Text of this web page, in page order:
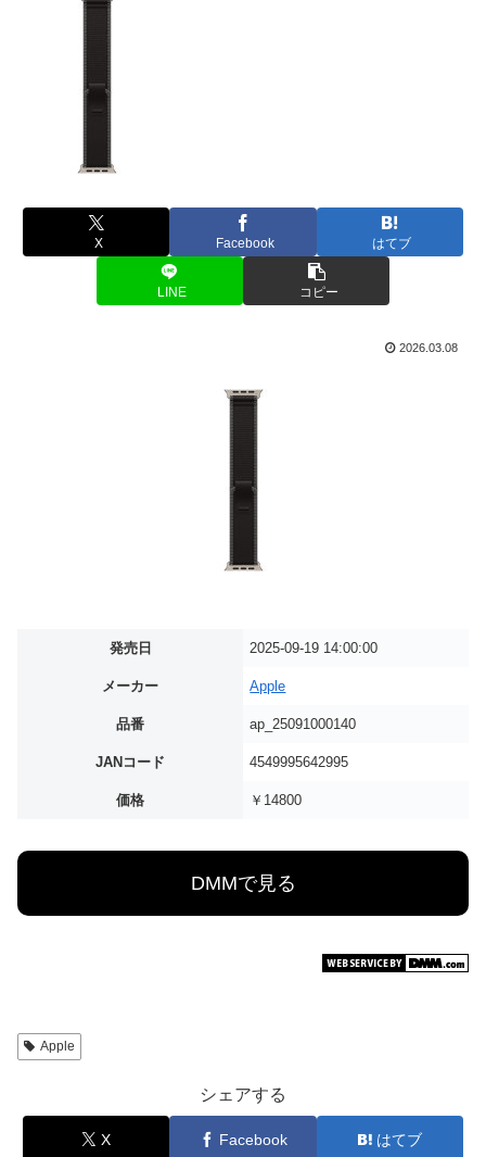
X Facebook はてブ
LINE コピー
2026.03.08
発売日 2025-09-19 14:00:00
メーカー Apple
品番 ap_25091000140
JANコード 4549995642995
価格 ￥14800
DMMで見る
Apple
シェアする
X Facebook はてブ